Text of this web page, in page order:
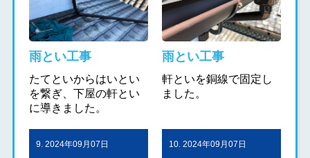
雨とい工事
たてといからはいとい
を繋ぎ、下屋の軒とい
に導きました。
雨とい工事
軒といを銅線で固定し
ました。
9. 2024年09月07日 10. 2024年09月07日